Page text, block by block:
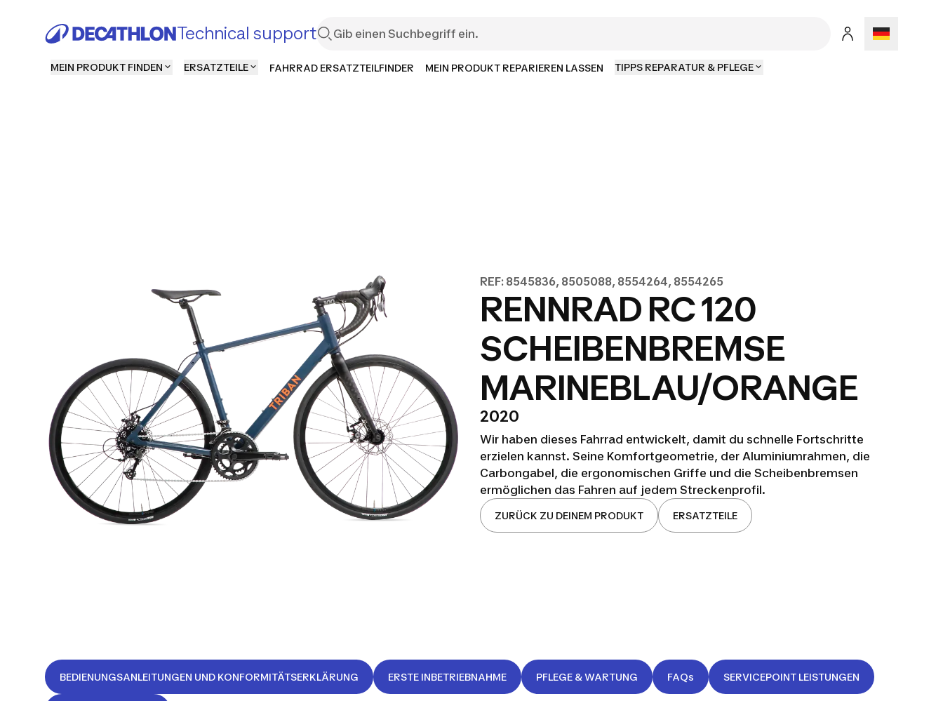
Technical support
MEIN PRODUKT FINDEN ERSATZTEILE FAHRRAD ERSATZTEILFINDER MEIN PRODUKT REPARIEREN LASSEN TIPPS REPARATUR & PFLEGE
REF: 8545836, 8505088, 8554264, 8554265
RENNRAD RC 120
SCHEIBENBREMSE
MARINEBLAU/ORANGE
2020
Wir haben dieses Fahrrad entwickelt, damit du schnelle Fortschritte
erzielen kannst. Seine Komfortgeometrie, der Aluminiumrahmen, die
Carbongabel, die ergonomischen Griffe und die Scheibenbremsen
ermöglichen das Fahren auf jedem Streckenprofil.
ZURÜCK ZU DEINEM PRODUKT ERSATZTEILE
BEDIENUNGSANLEITUNGEN UND KONFORMITÄTSERKLÄRUNG ERSTE INBETRIEBNAHME PFLEGE & WARTUNG FAQs SERVICEPOINT LEISTUNGEN